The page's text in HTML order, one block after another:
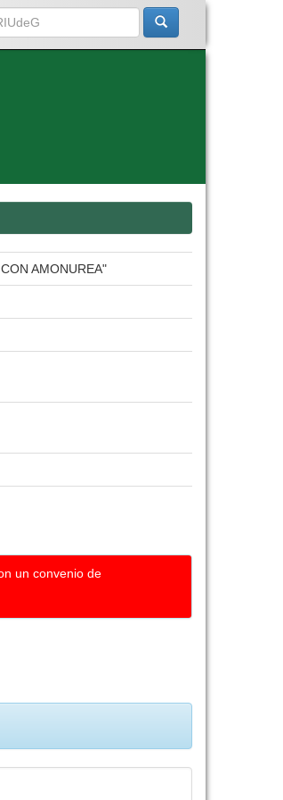
AMONUREA"
un convenio de